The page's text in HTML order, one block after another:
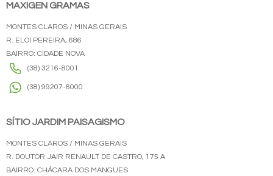
MAXIGEN GRAMAS
MONTES CLAROS / MINAS GERAIS
R. ELOI PEREIRA, 686
BAIRRO: CIDADE NOVA
(38) 3216-8001
(38) 99207-6000
SÍTIO JARDIM PAISAGISMO
MONTES CLAROS / MINAS GERAIS
R. DOUTOR JAIR RENAULT DE CASTRO, 175 A
BAIRRO: CHÁCARA DOS MANGUES